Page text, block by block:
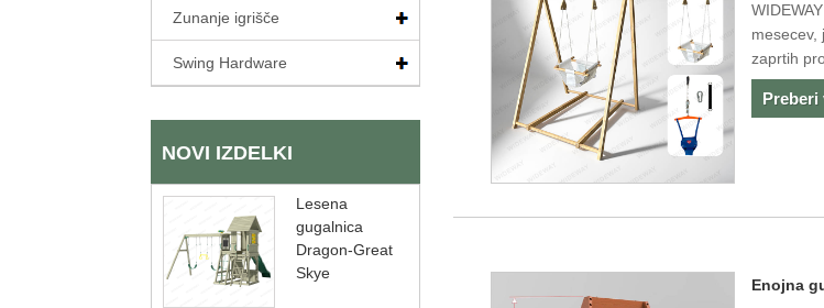
Zunanje igrišče
Swing Hardware
NOVI IZDELKI
Lesena
gugalnica
Dragon-Great
Skye
mesecev,
zaprtih
Preberi
Enojna